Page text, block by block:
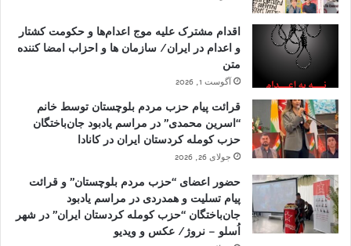
اقدام مشترک علیه موج اعدام‌ها و حکومت کشتار
و اعدام در ایران/ سازمان ها و احزاب امضا کننده
متن
آگوست 1, 2026
قرائت پیام حزب مردم بلوچستان توسط خانم
“اسرین محمدی” در مراسم یادبود جان‌باختگان
حزب کومله کردستان ایران در کانادا
جولای 26, 2026
حضور اعضای “حزب مردم بلوچستان” و قرائت
پیام تسلیت و همدردی در مراسم یادبود
جان‌باختگان “حزب کومله کردستان ایران” در شهر
اُسلو – نروژ/ عکس و ویدیو